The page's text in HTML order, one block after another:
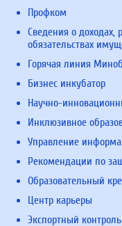
Профком
Сведения о доходах,
обязательствах
Горячая линия
Бизнес инкубатор
Научно-
Инклюзивное
Управление
Рекомендации по
Образовательный
Центр карьеры
Экспортный контроль